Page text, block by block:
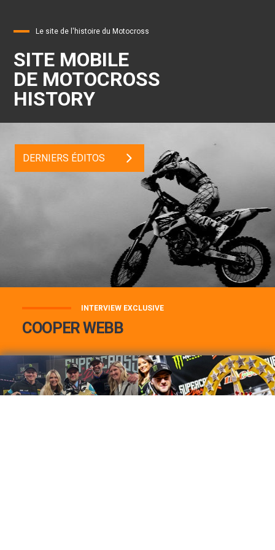
Le site de l'histoire du Motocross
SITE MOBILE
DE MOTOCROSS
HISTORY
DERNIERS ÉDITOS
INTERVIEW EXCLUSIVE
COOPER WEBB